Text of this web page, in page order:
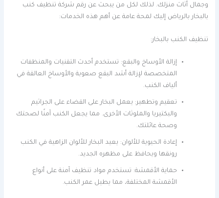
وجمال أثاث منزلك. لذلك لكل من يبحث عن رقم شركة تنظيف كنب
بالبخار بالرياض إليك لمحة عامة عن أهم هذه الخدمات:
تنظيف الكنب بالبخار:
إزالة الأوساخ والبقع: تستخدم أحدث التقنيات والمنظفات
المتخصصة لإزالة أشد البقع صعوبة والأوساخ العالقة في
ألياف الكنب.
تعقيم وتطهير: يعمل البخار على القضاء على الجراثيم
والبكتيريا والملوثات الأخرى. مما يجعل الكنب آمنًا لصحتك
وصحة عائلتك.
إعادة الحيوية للألوان: يعيد البخار للألوان الزاهية في الكنب
رونقها ويحافظ على مظهره الجديد.
حماية الأقمشة: تستخدم مواد تنظيف آمنة على أنواع
الأقمشة المختلفة، مما يطيل عمر الكنب.